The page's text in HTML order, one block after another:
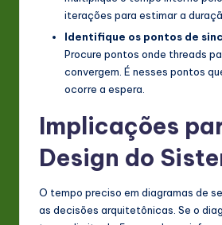
iterações para estimar a
Identifique os pontos de
Procure pontos onde threads
convergem. É nesses pontos
ocorre a espera.
Implicações
Design do
O tempo preciso em diagramas de
as decisões arquitetônicas. Se o